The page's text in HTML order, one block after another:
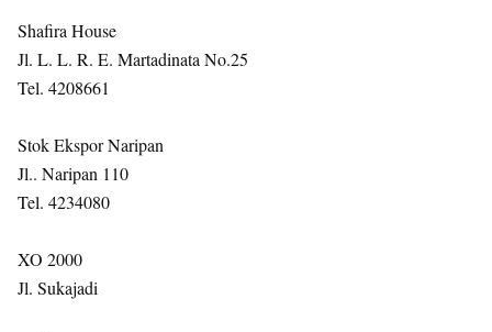
Shafira House
Jl. L. L. R. E. Martadinata No.25
Tel. 4208661
Stok Ekspor Naripan
Jl.. Naripan 110
Tel. 4234080
XO 2000
Jl. Sukajadi